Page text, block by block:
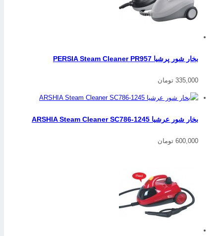
بخار شور پرشیا PERSIA Steam Cleaner PR957
335,000 تومان
بخار شور عرشیا ARSHIA Steam Cleaner SC786-1245
600,000 تومان